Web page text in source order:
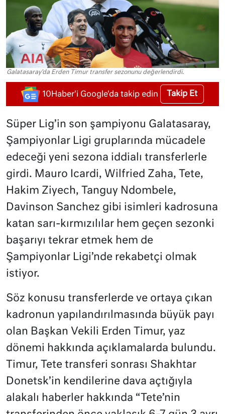
Galatasaray'da Erden Timur transfer sezonunu değerlendirdi.
10Haber'i Google'da takip edin Takip Et
Süper Lig’in son şampiyonu Galatasaray,
Şampiyonlar Ligi gruplarında mücadele
edeceği yeni sezona iddialı transferlerle
girdi. Mauro Icardi, Wilfried Zaha, Tete,
Hakim Ziyech, Tanguy Ndombele,
Davinson Sanchez gibi isimleri kadrosuna
katan sarı-kırmızılılar hem geçen sezonki
başarıyı tekrar etmek hem de
Şampiyonlar Ligi’nde rekabetçi olmak
istiyor.
Söz konusu transferlerde ve ortaya çıkan
kadronun yapılandırılmasında büyük payı
olan Başkan Vekili Erden Timur, yaz
dönemi hakkında açıklamalarda bulundu.
Timur, Tete transferi sonrası Shakhtar
Donetsk’in kendilerine dava açtığıyla
alakalı haberler hakkında “Tete’nin